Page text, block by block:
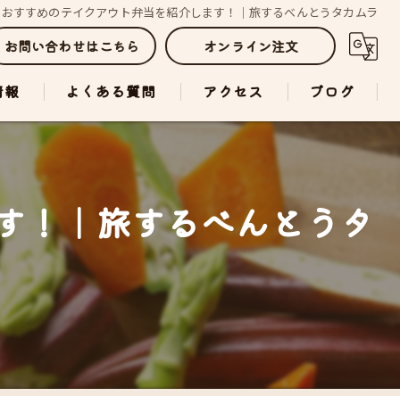
おすすめのテイクアウト弁当を紹介します！｜旅するべんとうタカムラ
お問い合わせはこちら オンライン注文
報 よくある質問 アクセス ブログ
！｜旅するべんとうタ